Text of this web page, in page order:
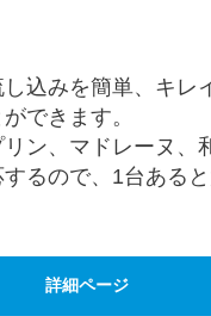
込みを簡単、キレ
できます。
ン、マドレーヌ、
るので、1台ある
詳細ページ